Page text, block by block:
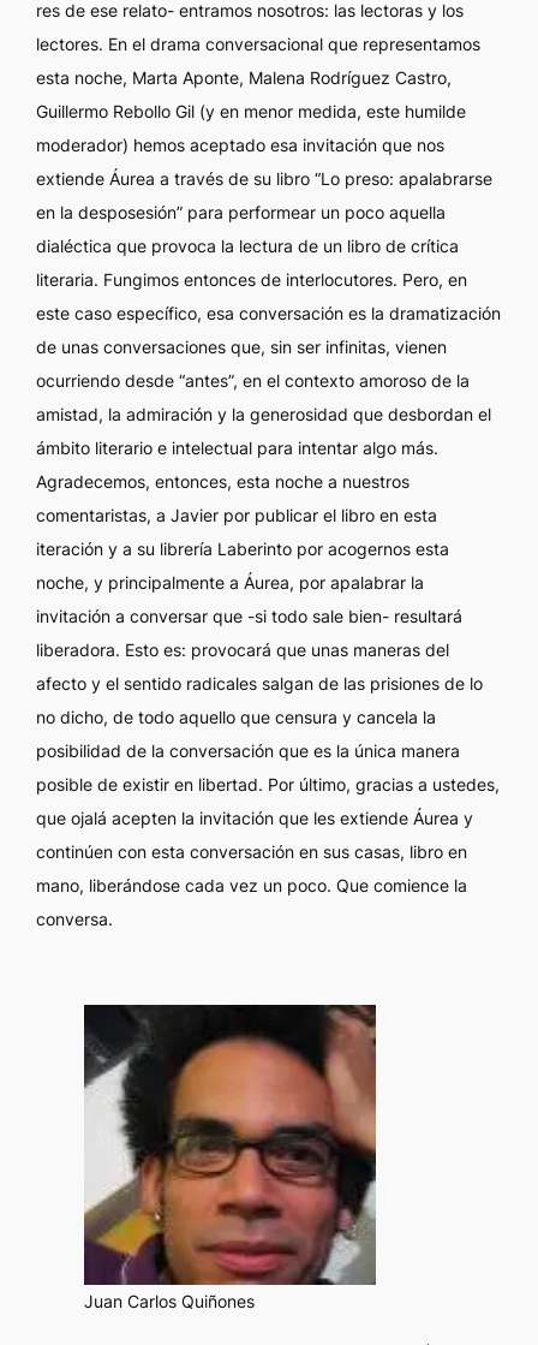
res de ese relato- entramos nosotros: las lectoras y los
lectores. En el drama conversacional que representamos
esta noche, Marta Aponte, Malena Rodríguez Castro,
Guillermo Rebollo Gil (y en menor medida, este humilde
moderador) hemos aceptado esa invitación que nos
extiende Áurea a través de su libro “Lo preso: apalabrarse
en la desposesión” para performear un poco aquella
dialéctica que provoca la lectura de un libro de crítica
literaria. Fungimos entonces de interlocutores. Pero, en
este caso específico, esa conversación es la dramatización
de unas conversaciones que, sin ser infinitas, vienen
ocurriendo desde “antes”, en el contexto amoroso de la
amistad, la admiración y la generosidad que desbordan el
ámbito literario e intelectual para intentar algo más.
Agradecemos, entonces, esta noche a nuestros
comentaristas, a Javier por publicar el libro en esta
iteración y a su librería Laberinto por acogernos esta
noche, y principalmente a Áurea, por apalabrar la
invitación a conversar que -si todo sale bien- resultará
liberadora. Esto es: provocará que unas maneras del
afecto y el sentido radicales salgan de las prisiones de lo
no dicho, de todo aquello que censura y cancela la
posibilidad de la conversación que es la única manera
posible de existir en libertad. Por último, gracias a ustedes,
que ojalá acepten la invitación que les extiende Áurea y
continúen con esta conversación en sus casas, libro en
mano, liberándose cada vez un poco. Que comience la
conversa.
Juan Carlos Quiñones